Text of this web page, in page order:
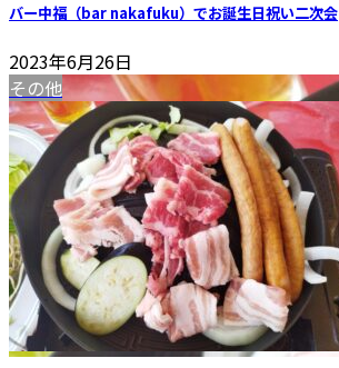
バー中福（bar nakafuku）でお誕生日祝い二次会
2023年6月26日
その他